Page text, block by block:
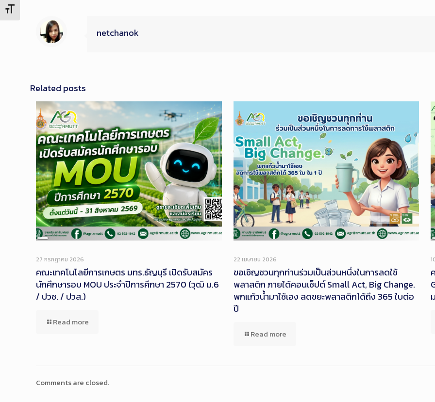
Toggle Font size
netchanok
Related posts
Long
27 กรกฎาคม 2026
คณะเทคโนโลยีการเกษตร มทร.ธัญบุรี เปิดรับสมัคร
นักศึกษารอบ MOU ประจำปีการศึกษา 2570 (วุฒิ ม.6
/ ปวช. / ปวส.)
Read more
22 เมษายน 2026
ขอเชิญชวนทุกท่านร่วมเป็นส่วนหนึ่งในการลดใช้
พลาสติก ภายใต้คอนเซ็ปต์ Small Act, Big Change.
พกแก้วน้ำมาใช้เอง ลดขยะพลาสติกได้ถึง 365 ใบต่อ
ปี
Read more
Comments are closed.